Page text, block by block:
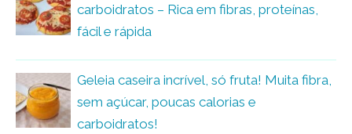
carboidratos – Rica em fibras, proteínas,
fácil e rápida
Geleia caseira incrível, só fruta! Muita fibra,
sem açúcar, poucas calorias e
carboidratos!